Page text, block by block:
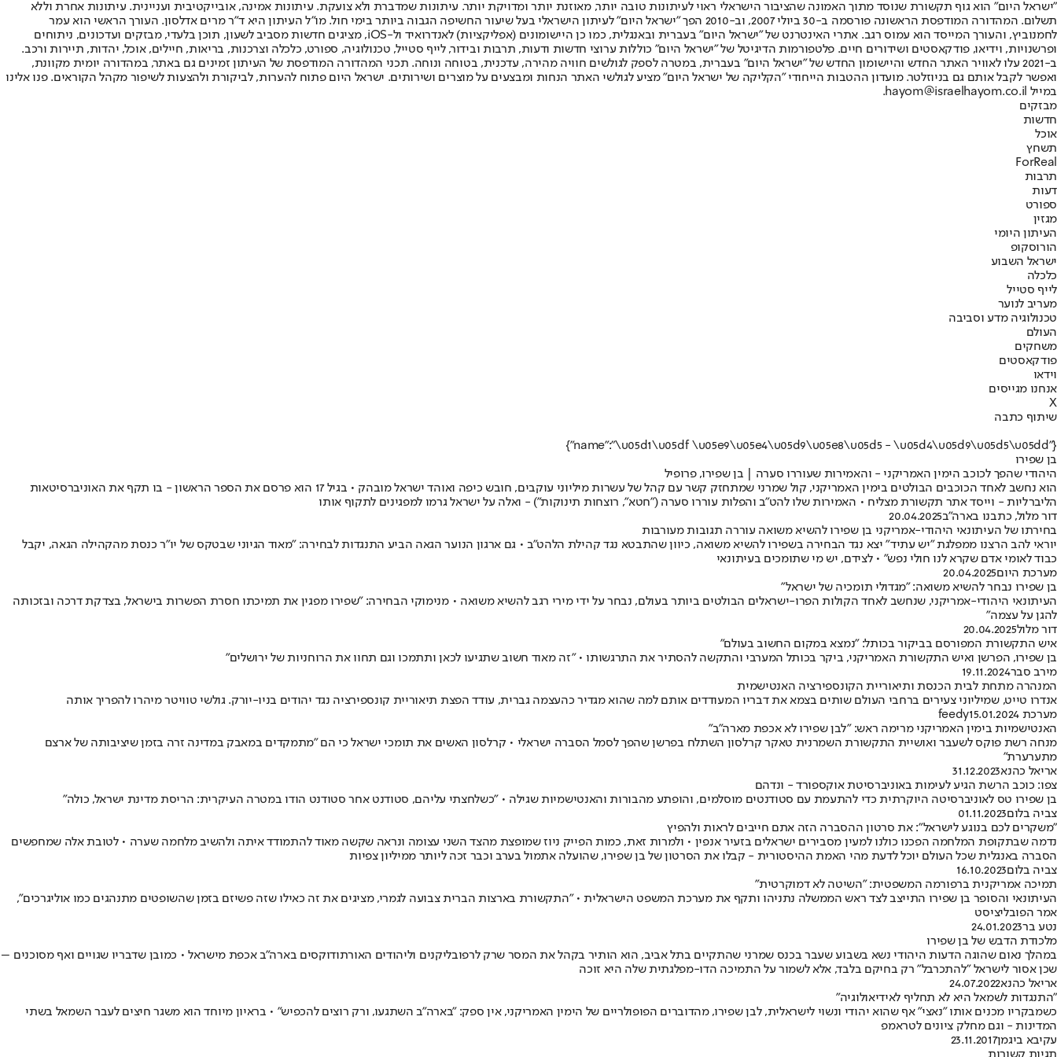
"ישראל היום" הוא גוף תקשורת שנוסד מתוך האמונה שהציבור הישראלי ראוי לעיתונות טובה יותר, מאוזנת יותר ומדויקת יותר. עיתונות שמדברת ולא צועקת. עיתונות אמינה, אובייקטיבית ועניינית. עיתונות אחרת וללא
תשלום. המהדורה המודפסת הראשונה פורסמה ב-30 ביולי 2007, וב-2010 הפך "ישראל היום" לעיתון הישראלי בעל שיעור החשיפה הגבוה ביותר בימי חול. מו"ל העיתון היא ד"ר מרים אדלסון. העורך הראשי הוא עמר
לחמנוביץ, והעורך המייסד הוא עמוס רגב. אתרי האינטרנט של "ישראל היום" בעברית ובאנגלית, כמו כן היישומונים (אפליקציות) לאנדרואיד ול-iOS, מציגים חדשות מסביב לשעון, תוכן בלעדי, מבזקים ועדכונים, ניתוחים
ופרשנויות, וידיאו, פודקאסטים ושידורים חיים. פלטפורמות הדיגיטל של "ישראל היום" כוללות ערוצי חדשות ודעות, תרבות ובידור, לייף סטייל, טכנולוגיה, ספורט, כלכלה וצרכנות, בריאות, חיילים, אוכל, יהדות, תיירות ורכב.
ב-2021 עלו לאוויר האתר החדש והיישומון החדש של "ישראל היום" בעברית, במטרה לספק לגולשים חוויה מהירה, עדכנית, בטוחה ונוחה. תכני המהדורה המודפסת של העיתון זמינים גם באתר, במהדורה יומית מקוונת,
ואפשר לקבל אותם גם בניוזלטר. מועדון ההטבות הייחודי "הקליקה של ישראל היום" מציע לגולשי האתר הנחות ומבצעים על מוצרים ושירותים. ישראל היום פתוח להערות, לביקורת ולהצעות לשיפור מקהל הקוראים. פנו אלינו
במייל hayom@israelhayom.co.il.
מבזקים
חדשות
אוכל
תשחץ
ForReal
תרבות
דעות
ספורט
מגזין
העיתון היומי
הורוסקופ
ישראל השבוע
כלכלה
לייף סטייל
מעריב לנוער
טכנולוגיה מדע וסביבה
העולם
משחקים
פודקאסטים
וידאו
אנחנו מגייסים
X
שיתוף כתבה
{"name":"\u05d1\u05df \u05e9\u05e4\u05d9\u05e8\u05d5 - \u05d4\u05d9\u05d5\u05dd"}
בן שפירו
היהודי שהפך לכוכב הימין האמריקני - והאמירות שעוררו סערה | בן שפירו, פרופיל
הוא נחשב לאחד הכוכבים הבולטים בימין האמריקני, קול שמרני שמתחזק קשר עם קהל של עשרות מיליוני עוקבים, חובש כיפה ואוהד ישראל מובהק • בגיל 17 הוא פרסם את הספר הראשון - בו תקף את האוניברסיטאות
הליברליות - וייסד אתר תקשורת מצליח • האמירות שלו להט"ב והפלות עוררו סערה ("חטא", רוצחות תינוקות") - ואלה על ישראל גרמו למפגינים לתקוף אותו
דור מלול, כתבנו בארה"ב20.04.2025
בחירתו של העיתונאי היהודי-אמריקני בן שפירו להשיא משואה עוררה תגובות מעורבות
יוראי להב הרצנו ממפלגת "יש עתיד" יצא נגד הבחירה בשפירו להשיא משואה, כיוון שהתבטא נגד קהילת הלהט"ב • גם ארגון הנוער הגאה הביע התנגדות לבחירה: "מאוד הגיוני שבטקס של יו"ר כנסת מהקהילה הגאה, יקבל
כבוד לאומי אדם שקרא לנו חולי נפש" • לצידם, יש מי שתומכים בעיתונאי
מערכת היום20.04.2025
בן שפירו נבחר להשיא משואה: "מגדולי תומכיה של ישראל"
העיתונאי היהודי-אמריקני, שנחשב לאחד הקולות הפרו-ישראלים הבולטים ביותר בעולם, נבחר על ידי מירי רגב להשיא משואה • מנימוקי הבחירה: "שפירו מפגין את תמיכתו חסרת הפשרות בישראל, בצדקת דרכה ובזכותה
להגן על עצמה"
דור מלול20.04.2025
איש התקשורת המפורסם בביקור בכותל: "נמצא במקום החשוב בעולם"
בן שפירו, הפרשן ואיש התקשורת האמריקני, ביקר בכותל המערבי והתקשה להסתיר את התרגשותו • "זה מאוד חשוב שתגיעו לכאן ותתמכו וגם תחוו את הרוחניות של ירושלים"
מירב סבר19.11.2024
המנהרה מתחת לבית הכנסת ותיאוריית הקונספירציה האנטישמית
אנדרו טייט, שמיליוני צעירים ברחבי העולם שותים בצמא את דבריו המעודדים אותם למה שהוא מגדיר כהעצמה גברית, עודד הפצת תיאוריית קונספירציה נגד יהודים בניו-יורק. גולשי טוויטר מיהרו להפריך אותה
מערכת feedy15.01.2024
האנטישמיות בימין האמריקני מרימה ראש: "לבן שפירו לא אכפת מארה"ב"
מנחה רשת פוקס לשעבר ואושיית התקשורת השמרנית טאקר קרלסון השתלח בפרשן שהפך לסמל הסברה ישראלי • קרלסון האשים את תומכי ישראל כי הם "מתמקדים במאבק במדינה זרה בזמן שיציבותה של ארצם
מתערערת"
אריאל כהנא31.12.2023
צפו: כוכב הרשת הגיע לעימות באוניברסיטת אוקספורד - ונדהם
בן שפירו טס לאוניברסיטה היוקרתית כדי להתעמת עם סטודנטים מוסלמים, והופתע מהבורות והאנטישמיות שגילה • "כשלחצתי עליהם, סטודנט אחר סטודנט הודו במטרה העיקרית: הריסת מדינת ישראל, כולה"
צביה בלום01.11.2023
"משקרים לכם בנוגע לישראל": את סרטון ההסברה הזה אתם חייבים לראות ולהפיץ
נדמה שבתקופת המלחמה הפכנו כולנו למעין מסבירים ישראלים בזעיר אנפין • ולמרות זאת, כמות הפייק ניוז שמופצת מהצד השני עצומה ונראה שקשה מאוד להתמודד איתה ולהשיב מלחמה שערה • לטובת אלה שמחפשים
הסברה באנגלית שכל העולם יוכל לדעת מהי האמת ההיסטורית - קבלו את הסרטון של בן שפירו, שהועלה אתמול בערב וכבר זכה ליותר ממיליון צפיות
צביה בלום16.10.2023
תמיכה אמריקנית ברפורמה המשפטית: "השיטה לא דמוקרטית"
העיתונאי והסופר בן שפירו התייצב לצד ראש הממשלה נתניהו ותקף את מערכת המשפט הישראלית • "התקשורת בארצות הברית צבועה לגמרי, מציגים את זה כאילו שזה פשיזם בזמן שהשופטים מתנהגים כמו אוליגרכים",
אמר הפובליציסט
נטע בר24.01.2023
מלכודת הדבש של בן שפירו
במהלך נאום שהוגה הדעות היהודי נשא בשבוע שעבר בכנס שמרני שהתקיים בתל אביב, הוא הותיר בקהל את המסר שרק לרפובליקנים וליהודים האורתודוקסים בארה"ב אכפת מישראל • כמובן שדבריו שגויים ואף מסוכנים –
שכן אסור לישראל "להתכרבל" רק בחיקם בלבד, אלא לשמור על התמיכה הדו-מפלגתית שלה היא זוכה
אריאל כהנא24.07.2022
"התנגדות לשמאל היא לא תחליף לאידיאולוגיה"
כשמבקריו מכנים אותו "נאצי" אף שהוא יהודי ונשוי לישראלית, לבן שפירו, מהדוברים הפופולריים של הימין האמריקני, אין ספק: "בארה"ב השתגעו, ורק רוצים להכפיש" • בראיון מיוחד הוא משגר חיצים לעבר השמאל בשתי
המדינות - וגם מחלק ציונים לטראמפ
עקיבא ביגמן23.11.2017